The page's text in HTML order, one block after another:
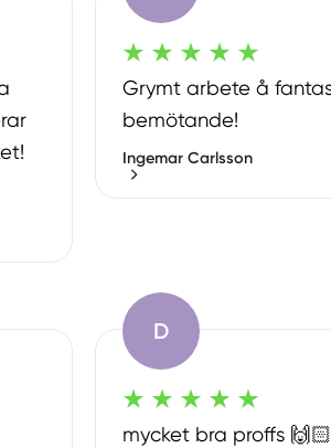
Grymt arbete å
bemötande!
Ingemar Carlsson
D
mycket bra proffs